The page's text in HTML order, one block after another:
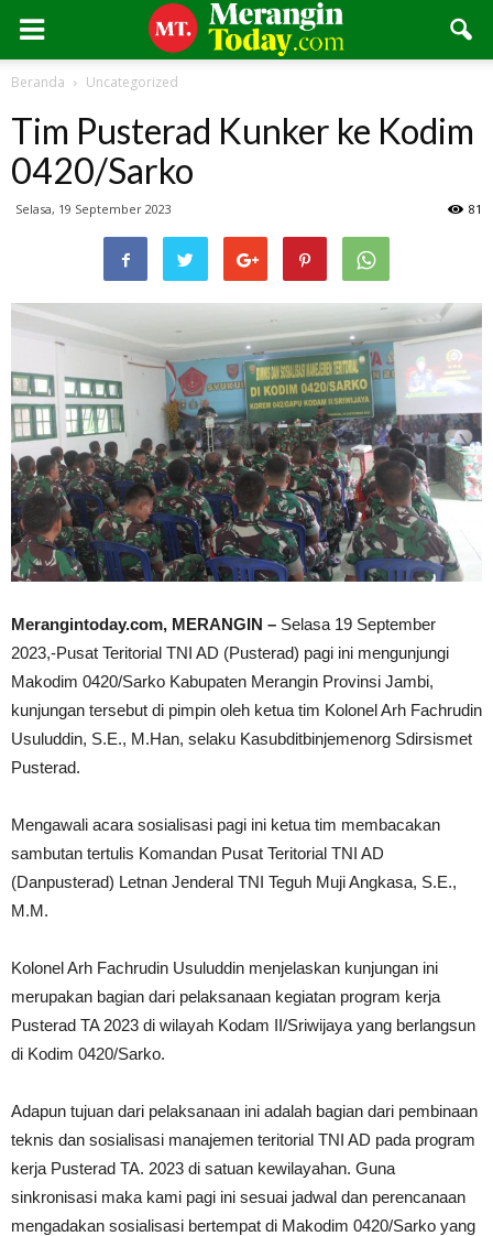
Beranda Uncategorized
Tim Pusterad Kunker ke Kodim
0420/Sarko
Selasa, 19 September 2023 81
Merangintoday.com, MERANGIN – Selasa 19 September
2023,-Pusat Teritorial TNI AD (Pusterad) pagi ini mengunjungi
Makodim 0420/Sarko Kabupaten Merangin Provinsi Jambi,
kunjungan tersebut di pimpin oleh ketua tim Kolonel Arh Fachrudin
Usuluddin, S.E., M.Han, selaku Kasubditbinjemenorg Sdirsismet
Pusterad.
Mengawali acara sosialisasi pagi ini ketua tim membacakan
sambutan tertulis Komandan Pusat Teritorial TNI AD
(Danpusterad) Letnan Jenderal TNI Teguh Muji Angkasa, S.E.,
M.M.
Kolonel Arh Fachrudin Usuluddin menjelaskan kunjungan ini
merupakan bagian dari pelaksanaan kegiatan program kerja
Pusterad TA 2023 di wilayah Kodam II/Sriwijaya yang berlangsun
di Kodim 0420/Sarko.
Adapun tujuan dari pelaksanaan ini adalah bagian dari pembinaan
teknis dan sosialisasi manajemen teritorial TNI AD pada program
kerja Pusterad TA. 2023 di satuan kewilayahan. Guna
sinkronisasi maka kami pagi ini sesuai jadwal dan perencanaan
mengadakan sosialisasi bertempat di Makodim 0420/Sarko yang